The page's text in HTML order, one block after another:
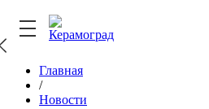
Главная
/
Новости